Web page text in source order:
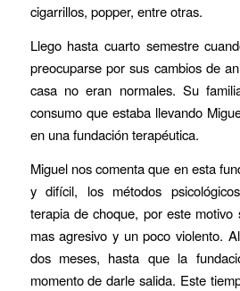
cigarrillos, popper, entre otras.
Llego hasta cuarto semestre
preocuparse por sus cambios de
casa no eran normales. Su
consumo que estaba llevando
en una fundación terapéutica.
Miguel nos comenta que en esta
y difícil, los métodos
terapia de choque, por este
mas agresivo y un poco violento.
dos meses, hasta que la
momento de darle salida. Este